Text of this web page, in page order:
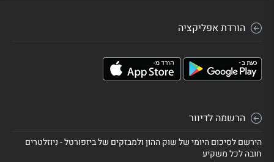
הורדת אפליקציה
הרשמה לדיוור
הירשם לסיכום היומי של שוק ההון ולמבזקים של ביזפורטל - ניוזלטרים
חובה לכל משקיע